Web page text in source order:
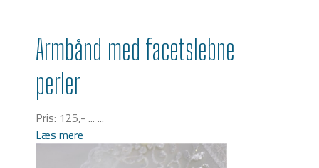
Armbånd med facetslebne
perler
Pris: 125,- ... ...
Læs mere